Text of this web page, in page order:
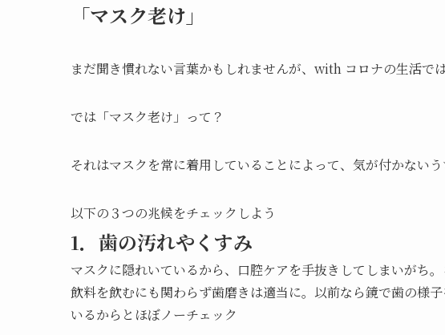
「マスク老け」
まだ聞き慣れない言葉かもしれませんが、with コロナの生活で
では「マスク老け」って？
それはマスクを常に着用していることによって、気が付かないう
以下の３つの兆候をチェックしよう
1．歯の汚れやくすみ
マスクに隠れいているから、口腔ケアを手抜きしてしまいがち
飲料を飲むにも関わらず歯磨きは適当に。以前なら鏡で歯の様
いるからとほぼノーチェック